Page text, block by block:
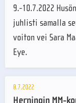
9.-10.7.2022
juhlisti samalla
voiton vei Sara
Eye.
8.7.2022
Herningin MM-